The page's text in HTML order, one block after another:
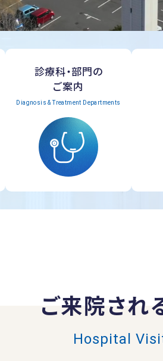
診療科・部門の
ご案内
Diagnosis & Treatment Departments
ご来院され
Hospital